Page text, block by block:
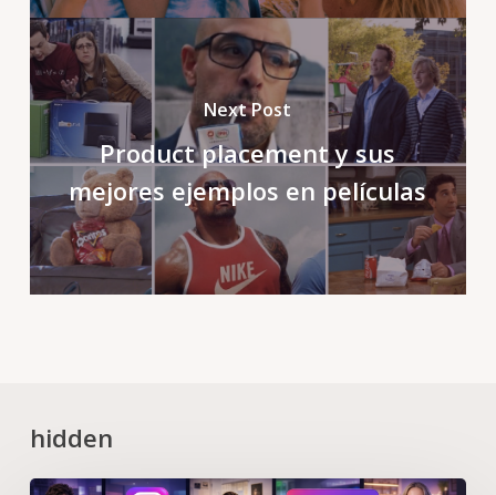
Next Post
Product placement y sus
mejores ejemplos en películas
hidden